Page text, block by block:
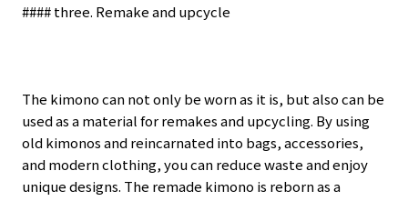
#### three. Remake and upcycle
The kimono can not only be worn as it is, but also can be
used as a material for remakes and upcycling. By using
old kimonos and reincarnated into bags, accessories,
and modern clothing, you can reduce waste and enjoy
unique designs. The remade kimono is reborn as a